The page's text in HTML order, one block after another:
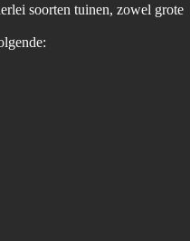
soorten tuinen, zowel grote